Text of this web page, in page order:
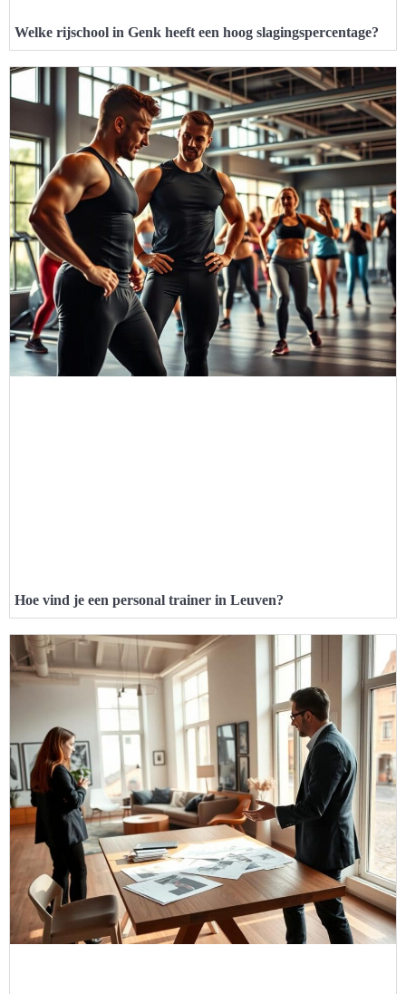
Welke rijschool in Genk heeft een hoog slagingspercentage?
Hoe vind je een personal trainer in Leuven?